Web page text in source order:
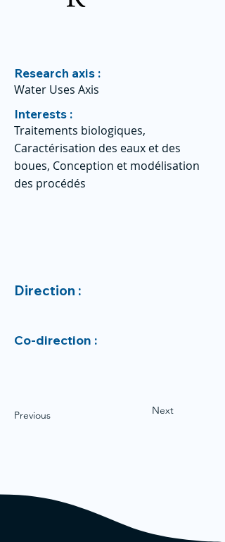
Research axis :
Water Uses Axis
Interests :
Traitements biologiques,
Caractérisation des eaux et des
boues, Conception et modélisation
des procédés
Direction :
Co-direction :
Previous Next